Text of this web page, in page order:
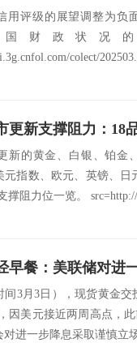
用评级的展望调整为负
国财政状况
colect/
新的黄金、白银、铂金
元指数、欧元、英镑、
撑阻力位一览。
间3月3日），现货黄金交
因美元接近两周高点，
对进一步降息采取谨慎立